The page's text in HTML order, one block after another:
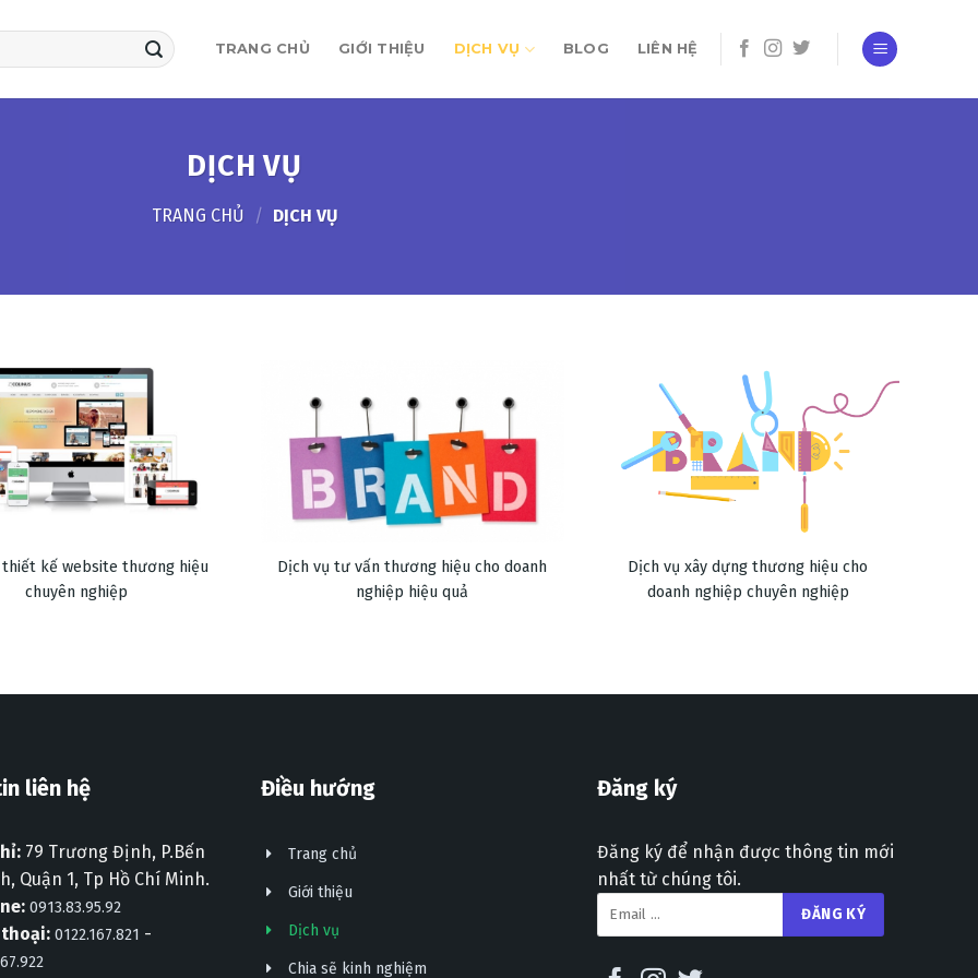
TRANG CHỦ GIỚI THIỆU DỊCH VỤ BLOG LIÊN HỆ
DỊCH VỤ
TRANG CHỦ / DỊCH VỤ
thiết kế website thương hiệu
chuyên nghiệp
Dịch vụ tư vấn thương hiệu cho doanh
nghiệp hiệu quả
Dịch vụ xây dựng thương hiệu cho
doanh nghiệp chuyên nghiệp
liên hệ
79 Trương Định, P.Bến
Quận 1, Tp Hồ Chí Minh.
0913.83.95.92
0122.167.821 -
Điều hướng
Trang chủ
Giới thiệu
Dịch vụ
Chia sẽ kinh nghiệm
Đăng ký
Đăng ký để nhận được thông tin mới
nhất từ chúng tôi.